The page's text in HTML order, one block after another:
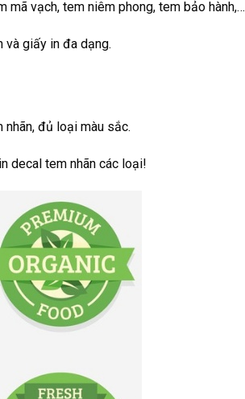
mã vạch, tem niêm phong, tem bảo hành,…
và giấy in đa dạng.
đủ loại màu sắc.
decal tem nhãn các loại!